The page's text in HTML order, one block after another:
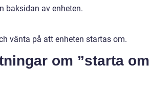
baksidan av enheten.
vänta på att enheten startas om.
om ”starta om